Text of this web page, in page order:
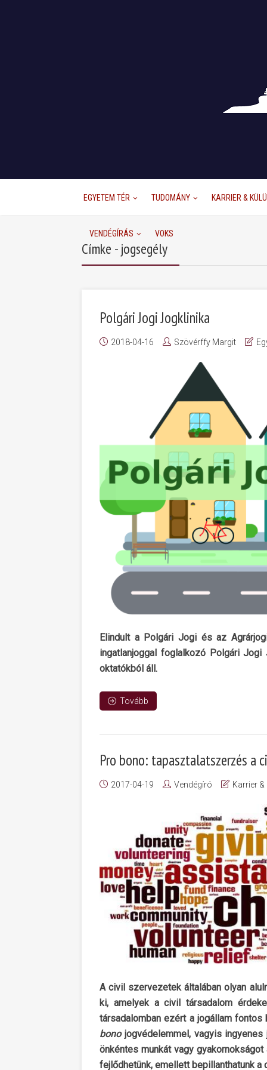
EGYETEM TÉR TUDOMÁNY KARRIER &
VENDÉGÍRÁS VOKS
Címke - jogsegély
Polgári Jogi Jogklinika
2018-04-16 Szövérffy Margit
Elindult a Polgári Jogi és az
ingatlanjoggal foglalkozó Polgári
oktatókból áll.
Tovább
Pro bono: tapasztalatszerzés a
2017-04-19 Vendégíró Karrier &
A civil szervezetek általában olyan
ki, amelyek a civil társadalom
társadalomban ezért a jogállam
bonojogvédelemmel, vagyis
önkéntes munkát vagy
fejlődhetünk, emellett bepillanthatunk